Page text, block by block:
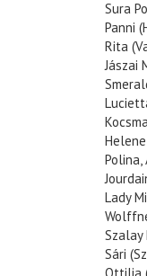
Sura
Panni
Rita
Jászai
Polina,
Lady
Sári